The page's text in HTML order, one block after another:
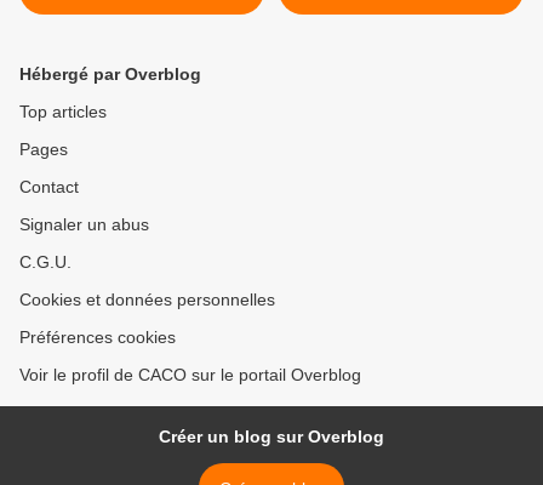
surmenage...
@BOROWSKIMIKE... >
Hébergé par Overblog
Top articles
Pages
Contact
Signaler un abus
C.G.U.
Cookies et données personnelles
Préférences cookies
Voir le profil de CACO sur le portail Overblog
Créer un blog sur Overblog